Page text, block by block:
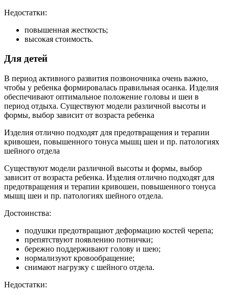
Недостатки:
повышенная жесткость;
высокая стоимость.
Для детей
В период активного развития позвоночника очень важно,
чтобы у ребенка формировалась правильная осанка. Изделия
обеспечивают оптимальное положение головы и шеи в
период отдыха. Существуют модели различной высоты и
формы, выбор зависит от возраста ребенка
Изделия отлично подходят для предотвращения и терапии
кривошеи, повышенного тонуса мышц шеи и пр. патологиях
шейного отдела
Существуют модели различной высоты и формы, выбор
зависит от возраста ребенка. Изделия отлично подходят для
предотвращения и терапии кривошеи, повышенного тонуса
мышц шеи и пр. патологиях шейного отдела.
Достоинства:
подушки предотвращают деформацию костей черепа;
препятствуют появлению потнички;
бережно поддерживают голову и шею;
нормализуют кровообращение;
снимают нагрузку с шейного отдела.
Недостатки: